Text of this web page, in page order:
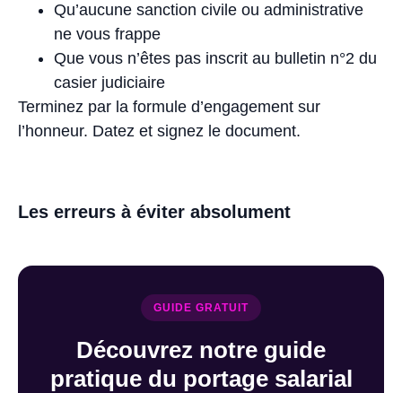
Qu’aucune sanction civile ou administrative
ne vous frappe
Que vous n’êtes pas inscrit au bulletin n°2 du
casier judiciaire
Terminez par la formule d’engagement sur
l’honneur. Datez et signez le document.
Les erreurs à éviter absolument
GUIDE GRATUIT
Découvrez notre guide
pratique du portage salarial